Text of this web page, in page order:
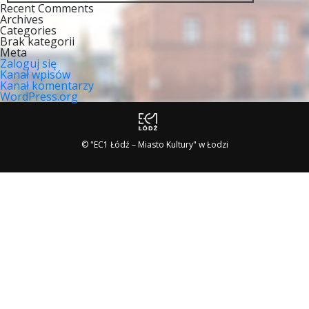
Recent Comments
Archives
Categories
Brak kategorii
Meta
Zaloguj się
Kanał wpisów
Kanał komentarzy
WordPress.org
© "EC1 Łódź – Miasto Kultury" w Łodzi